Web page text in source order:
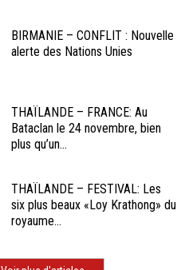
BIRMANIE – CONFLIT : Nouvelle
alerte des Nations Unies
THAÏLANDE – FRANCE: Au
Bataclan le 24 novembre, bien
plus qu’un...
THAÏLANDE – FESTIVAL: Les
six plus beaux «Loy Krathong» du
royaume...